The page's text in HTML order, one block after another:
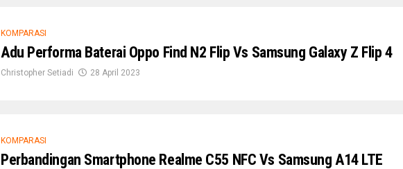
KOMPARASI
Adu Performa Baterai Oppo Find N2 Flip Vs Samsung Galaxy Z Flip 4
Christopher Setiadi 28 April 2023
KOMPARASI
Perbandingan Smartphone Realme C55 NFC Vs Samsung A14 LTE